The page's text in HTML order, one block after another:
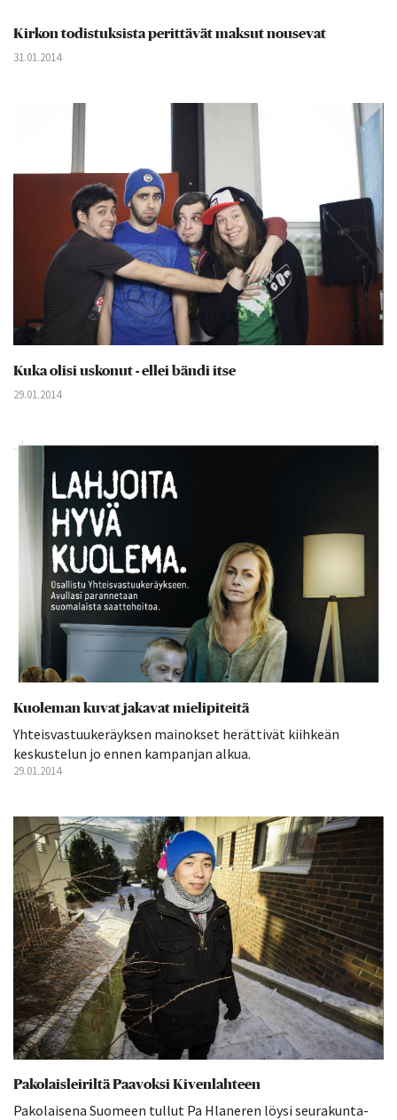
Kirkon todistuksista perittävät maksut nousevat
31.01.2014
Kuka olisi uskonut - ellei bändi itse
29.01.2014
Kuoleman kuvat jakavat mielipiteitä
Yhteisvastuukeräyksen mainokset herättivät kiihkeän
keskustelun jo ennen kampanjan alkua.
29.01.2014
Pakolaisleiriltä Paavoksi Kivenlahteen
Pakolaisena Suomeen tullut Pa Hlaneren löysi seurakunta­